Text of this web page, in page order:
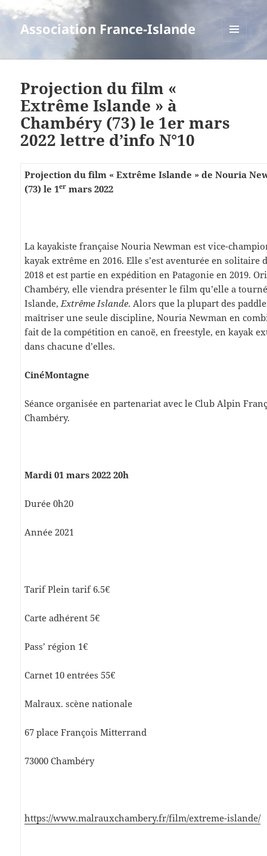
Association France-Islande
Projection du film «
Extrême Islande » à
Chambéry (73) le 1er mars
2022 lettre d’info N°10
Projection du film «Extrême Islande » de Nouria
(73) le 1er mars 2022
La kayakiste française Nouria Newman est vice-
kayak extrême en 2016. Elle s’est aventurée en solitaire
2018 et est partie en expédition en Patagonie en 2019.
Chambéry, elle viendra présenter le film qu’elle a
Islande,Extrême Islande. Alors que la plupart des
maîtriser une seule discipline, Nouria Newman en
fait de la compétition en canoë, en freestyle, en kayak
dans chacune d’elles.
CinéMontagne
Séance organisée en partenariat avec le Club Alpin
Chambéry.
Mardi 01 mars 2022 20h
Durée 0h20
Année 2021
Tarif Plein tarif 6.5€
Carte adhérent 5€
Pass’ région 1€
Carnet 10 entrées 55€
Malraux. scène nationale
67 place François Mitterrand
73000 Chambéry
https://www.malrauxchambery.fr/film/extreme-islande/